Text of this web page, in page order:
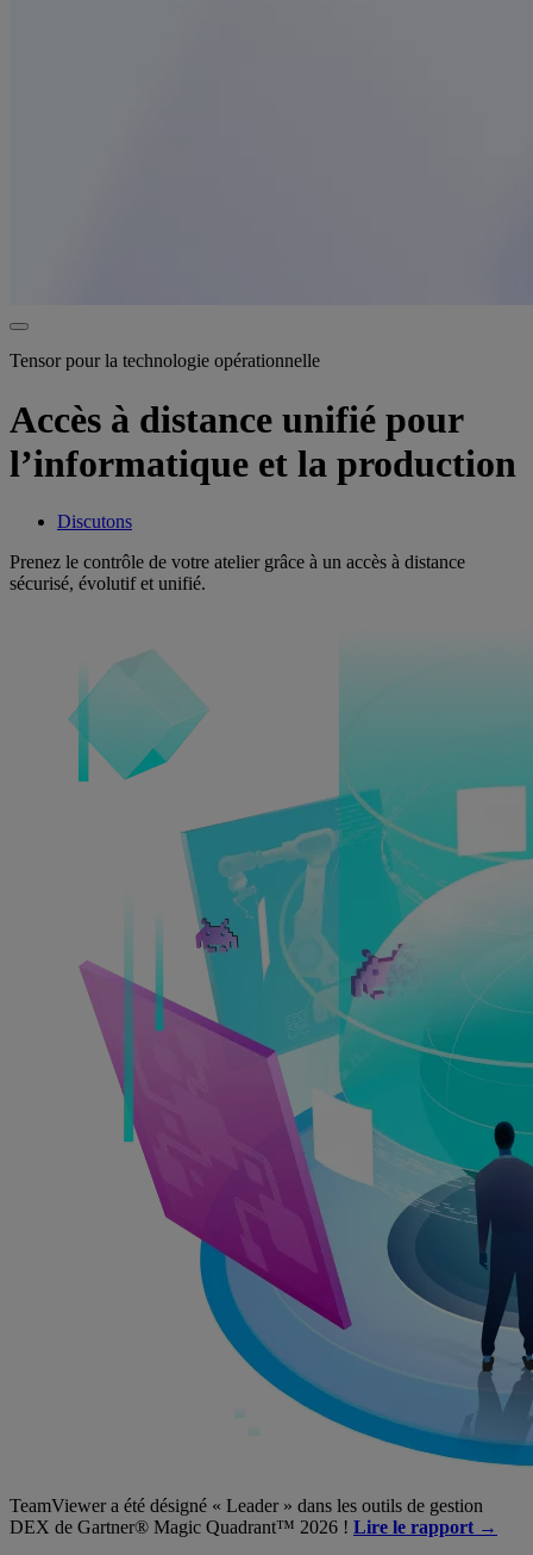
Tensor pour la technologie opérationnelle
Accès à distance unifié pour
l’informatique et la production
Discutons
Prenez le contrôle de votre atelier grâce à un accès à distance
sécurisé, évolutif et unifié.
TeamViewer a été désigné « Leader » dans les outils de gestion
DEX de Gartner® Magic Quadrant™ 2026 ! Lire le rapport →